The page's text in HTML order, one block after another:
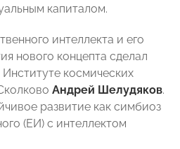
капиталом.
интеллекта и его
нового концепта сделал
космических
Андрей Шелудяков.
развитие как симбиоз
(ЕИ) с интеллектом